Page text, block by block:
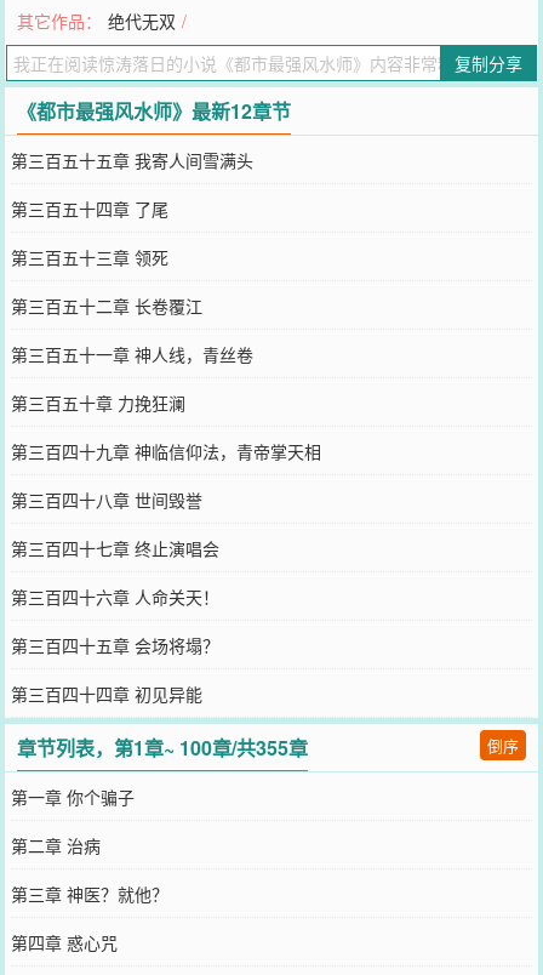
其它作品： 绝代无双 /
复制分享
《都市最强风水师》最新12章节
第三百五十五章 我寄人间雪满头
第三百五十四章 了尾
第三百五十三章 领死
第三百五十二章 长卷覆江
第三百五十一章 神人线，青丝卷
第三百五十章 力挽狂澜
第三百四十九章 神临信仰法，青帝掌天相
第三百四十八章 世间毁誉
第三百四十七章 终止演唱会
第三百四十六章 人命关天！
第三百四十五章 会场将塌？
第三百四十四章 初见异能
章节列表，第1章~ 100章/共355章 倒序
第一章 你个骗子
第二章 治病
第三章 神医？就他？
第四章 惑心咒